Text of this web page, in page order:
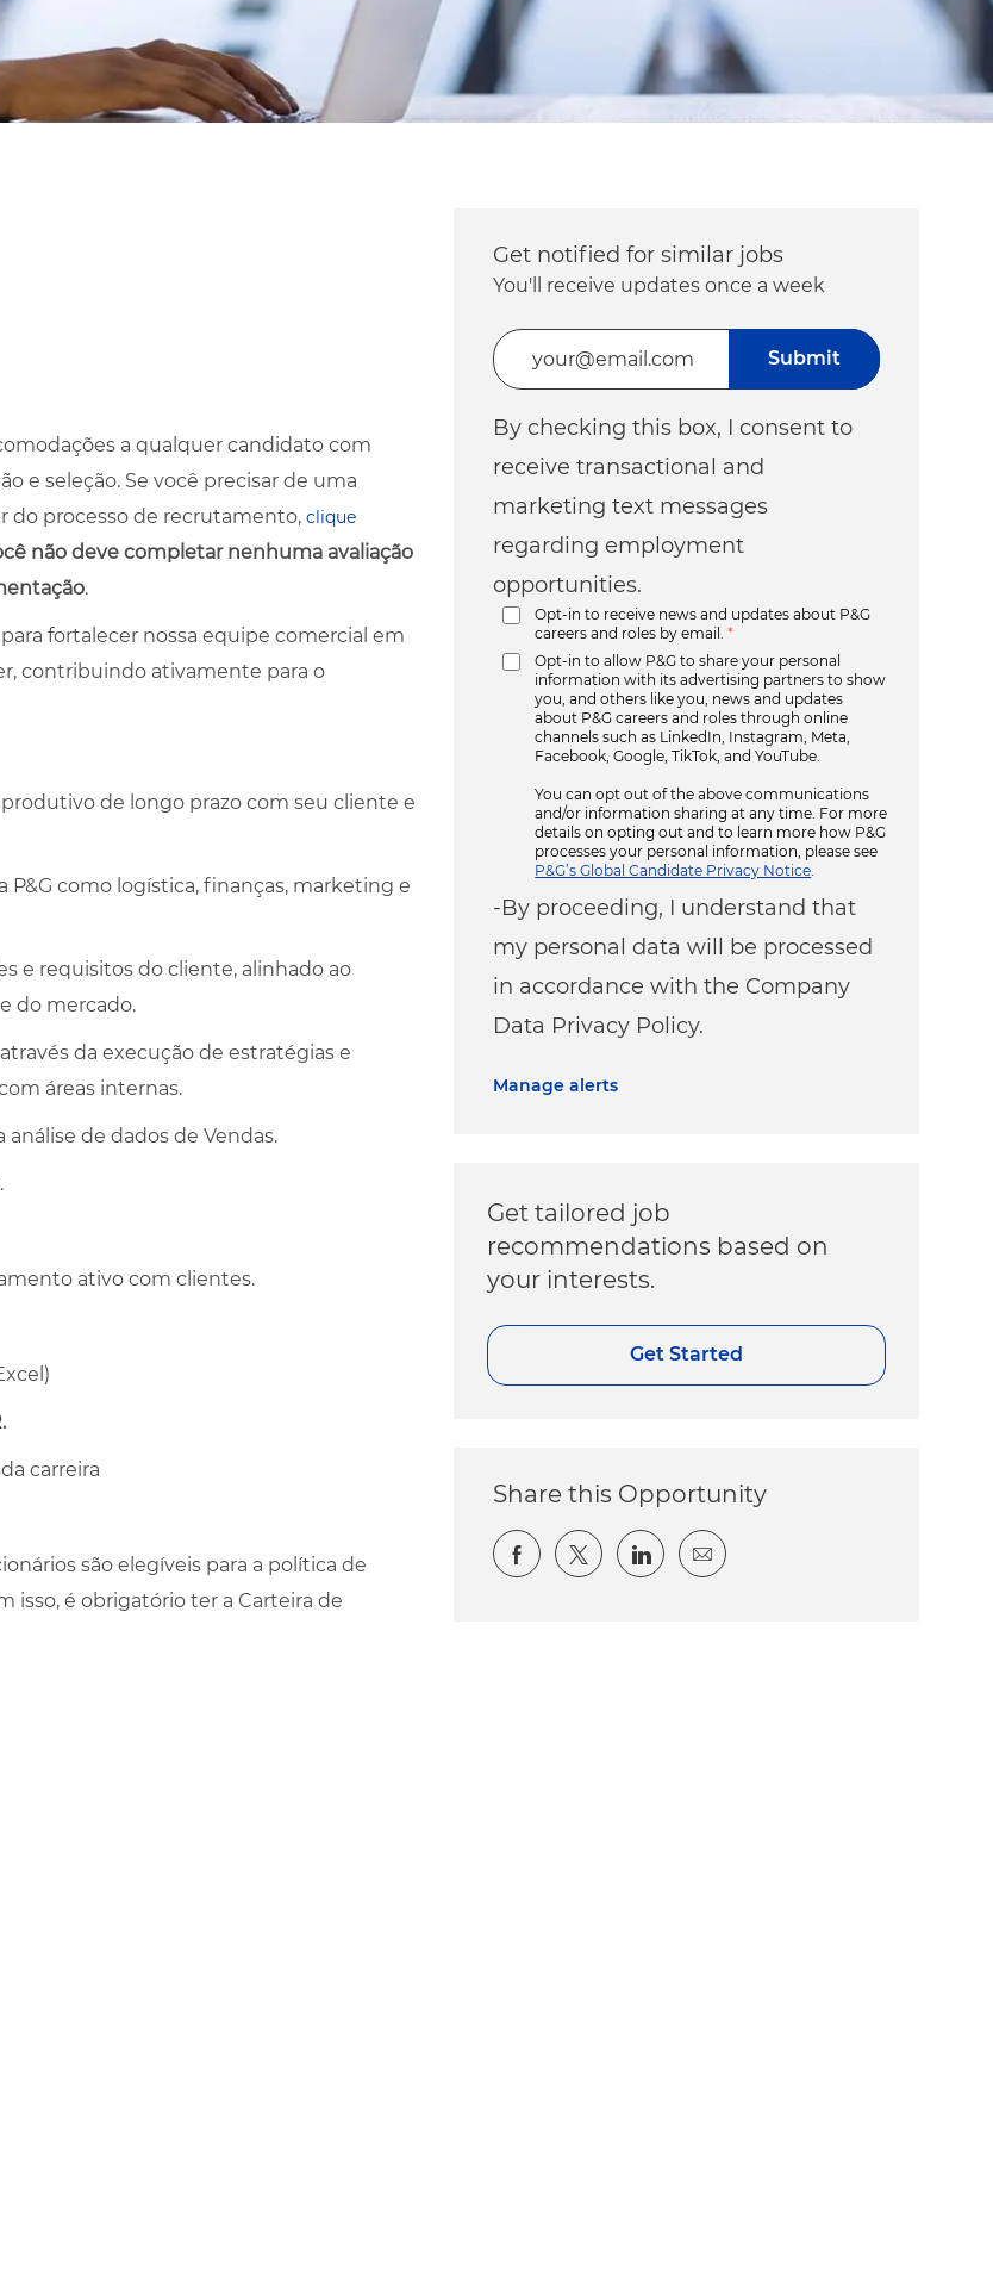
a qualquer candidato com
e seleção. Se você precisar de uma
do processo de recrutamento, clique
não deve completar nenhuma avaliação
.
fortalecer nossa equipe comercial em
contribuindo ativamente para o
de longo prazo com seu cliente e
como logística, finanças, marketing e
e requisitos do cliente, alinhado ao
do mercado.
da execução de estratégias e
áreas internas.
de dados de Vendas.
ativo com clientes.
carreira
são elegíveis para a política de
isso, é obrigatório ter a Carteira de
Get notified for similar jobs
You'll receive updates once a week
Enter Email address (Required)
By checking this box, I consent to
receive transactional and
marketing text messages
regarding employment
opportunities.
Opt-in to receive news and updates about P&G
careers and roles by email.
*
Opt-in to allow P&G to share your personal
information with its advertising partners to show
you, and others like you, news and updates
about P&G careers and roles through online
channels such as LinkedIn, Instagram, Meta,
Facebook, Google, TikTok, and YouTube.
You can opt out of the above communications
and/or information sharing at any time. For more
details on opting out and to learn more how P&G
processes your personal information, please see
P&G’s Global Candidate Privacy Notice
-By proceeding, I understand that
my personal data will be processed
in accordance with the Company
Data Privacy Policy.
Submit
Manage alerts
Get tailored job
recommendations based on
your interests.
Get Started
Share this Opportunity
Share via Facebook
Share via twitter
Share via LinkedIn
Share via email